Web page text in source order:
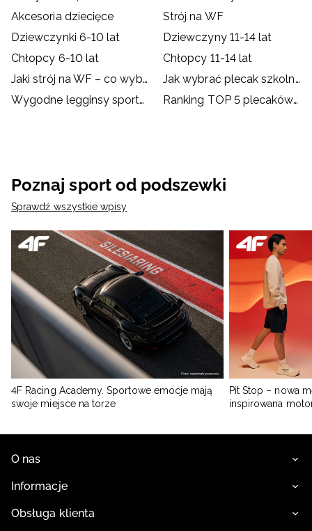
Akcesoria dziecięce
Strój na WF
Dziewczynki 6-10 lat
Dziewczyny 11-14 lat
Chłopcy 6-10 lat
Chłopcy 11-14 lat
Jaki strój na WF – co wybrać dla dziecka?
Jak wybrać plecak szkolny?
Wygodne legginsy sportowe dla dzieci
Ranking TOP 5 plecaków szkolnych od 4F
Poznaj sport od podszewki
Sprawdź wszystkie wpisy
4F Racing Academy. Sportowe emocje mają
swoje miejsce na torze
Pit Stop – nowa
inspirowana
O nas
Informacje
Obsługa klienta